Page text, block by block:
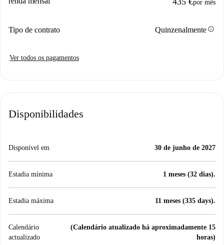
por mês
Tipo de contrato Quinzenalmenteinfo
Ver todos os pagamentos
Disponibilidades
Disponível em 30 de junho de 2027
Estadia mínima 1 meses (32 dias).
Estadia máxima 11 meses (335 days).
Calendário
actualizado
(Calendário atualizado há aproximadamente 15
horas)